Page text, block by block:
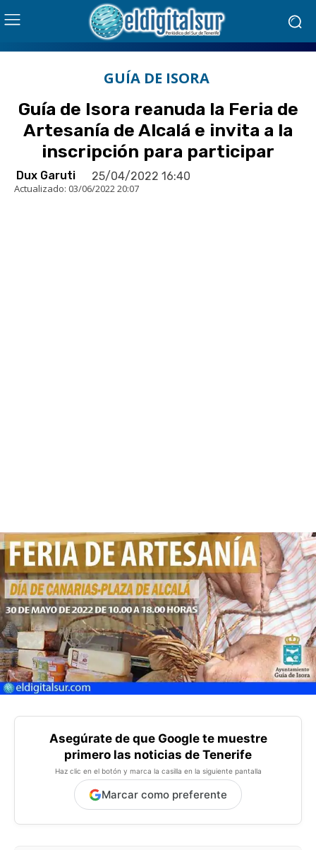
GUÍA DE ISORA
Guía de Isora reanuda la Feria de
Artesanía de Alcalá e invita a la
inscripción para participar
Dux Garuti 25/04/2022 16:40
Actualizado: 03/06/2022 20:07
Asegúrate de que Google te muestre
primero las noticias de Tenerife
Haz clic en el botón y marca la casilla en la siguiente pantalla
Marcar como preferente